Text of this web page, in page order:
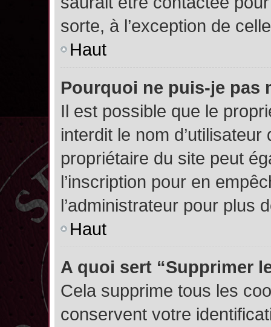
sorte, à l’exception de
Haut
Pourquoi ne puis-je pas
Il est possible que le
interdit le nom
propriétaire du site peut
l’inscription pour en
l’administrateur pour plus
Haut
A quoi sert “Supprimer
Cela supprime tous les
conservent votre